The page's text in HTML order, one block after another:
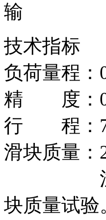
输
技术指标
负荷量程：
精 度：
行 程：70
滑块质量：
注：其
块质量试验